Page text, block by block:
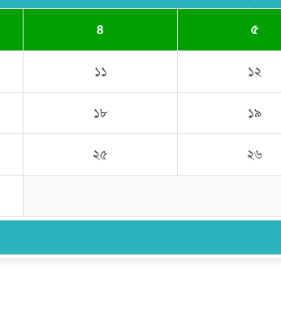
৪ ৫
১১ ১২
১৮ ১৯
২৫ ২৬